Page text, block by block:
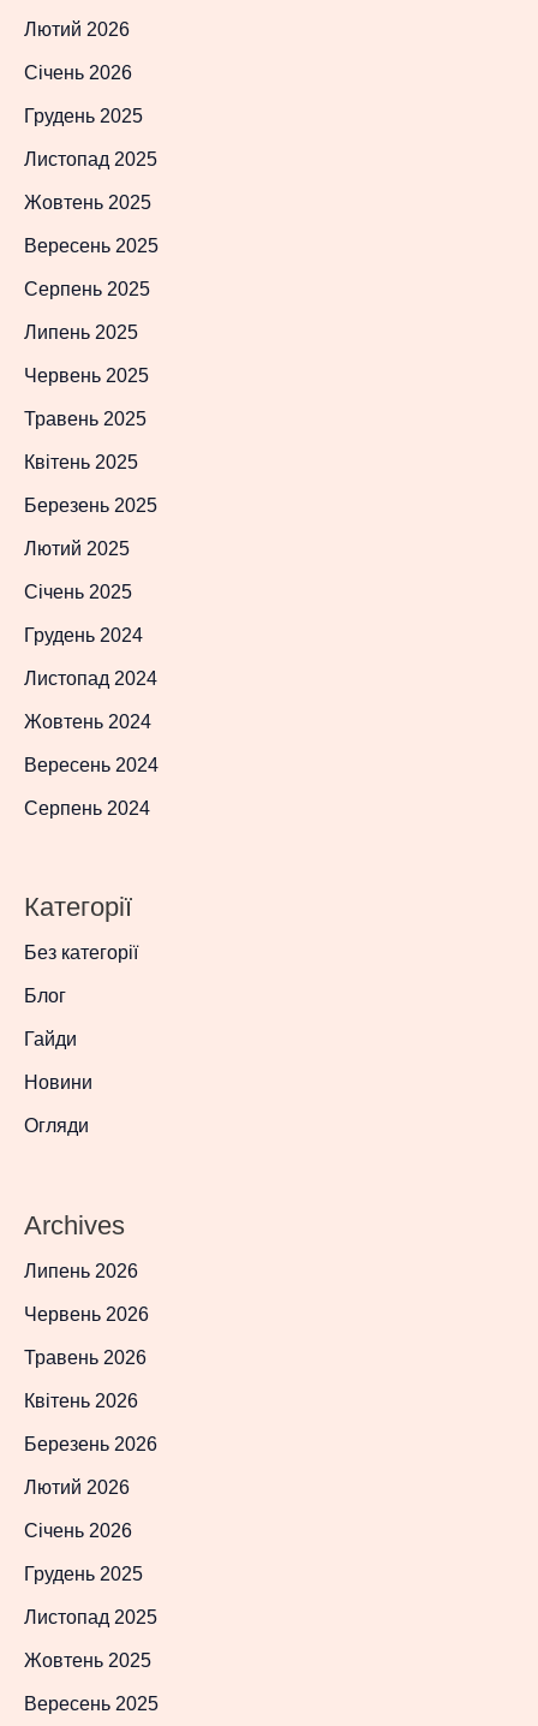
Лютий 2026
Січень 2026
Грудень 2025
Листопад 2025
Жовтень 2025
Вересень 2025
Серпень 2025
Липень 2025
Червень 2025
Травень 2025
Квітень 2025
Березень 2025
Лютий 2025
Січень 2025
Грудень 2024
Листопад 2024
Жовтень 2024
Вересень 2024
Серпень 2024
Категорії
Без категорії
Блог
Гайди
Новини
Огляди
Archives
Липень 2026
Червень 2026
Травень 2026
Квітень 2026
Березень 2026
Лютий 2026
Січень 2026
Грудень 2025
Листопад 2025
Жовтень 2025
Вересень 2025